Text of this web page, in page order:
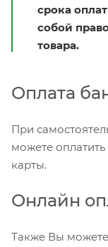
срока
собой
товара.
Оплата
При
можете
карты.
Онлайн
Также Вы можете